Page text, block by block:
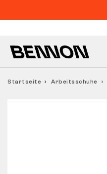
Startseite Arbeitsschuhe